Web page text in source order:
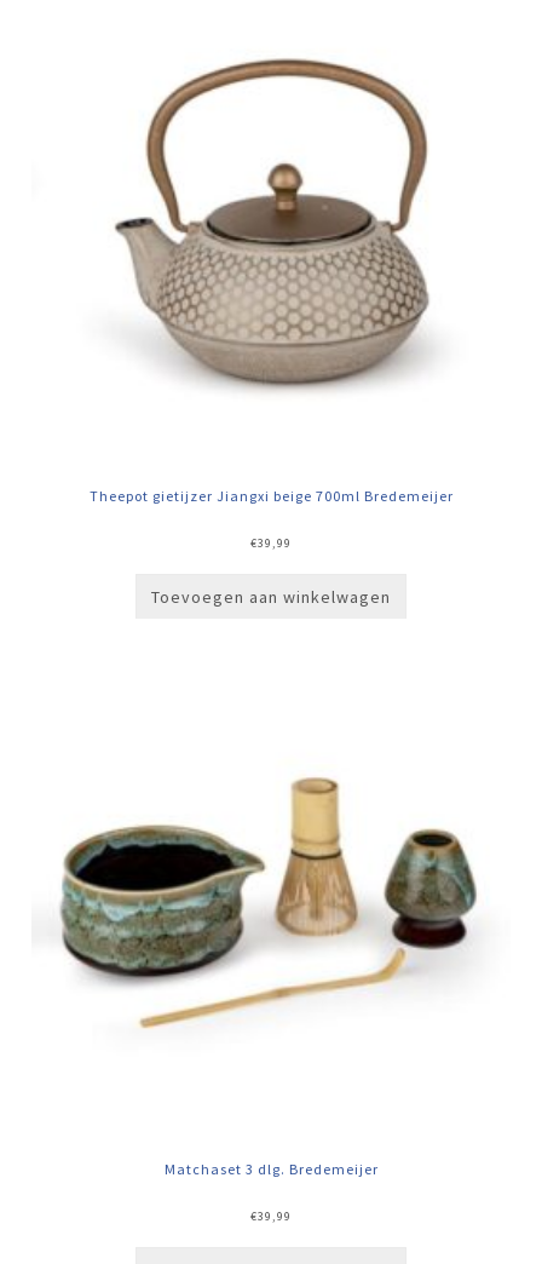
Theepot gietijzer Jiangxi beige 700ml Bredemeijer
€39,99
Toevoegen aan winkelwagen
Matchaset 3 dlg. Bredemeijer
€39,99